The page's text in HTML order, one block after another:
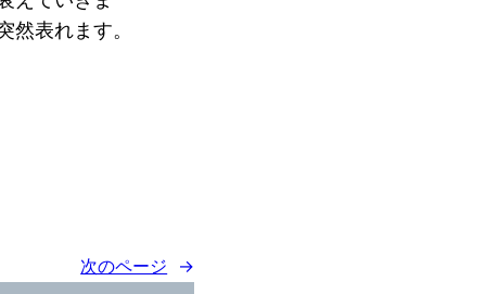
然表れます。
次のページ →